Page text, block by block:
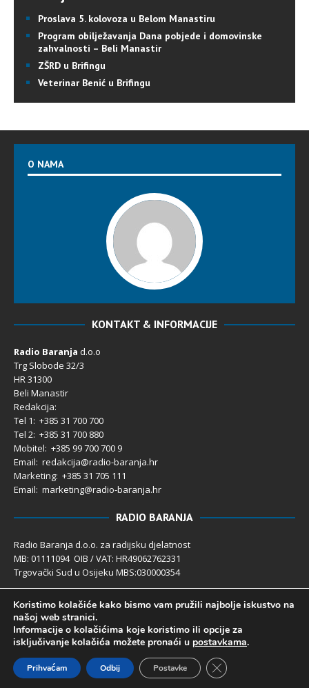
Proslava 5. kolovoza u Belom Manastiru
Program obilježavanja Dana pobjede i domovinske
zahvalnosti – Beli Manastir
ZŠRD u Brifingu
Veterinar Benić u Brifingu
O NAMA
KONTAKT & INFORMACIJE
Radio Baranja d.o.o
Trg Slobode 32/3
HR 31300
Beli Manastir
Redakcija:
Tel 1: +385 31 700 700
Tel 2: +385 31 700 880
Mobitel: +385 99 700 700 9
Email: redakcija@radio-baranja.hr
Marketing: +385 31 705 111
Email: marketing@radio-baranja.hr
RADIO BARANJA
Radio Baranja d.o.o. za radijsku djelatnost
MB: 01111094 OIB / VAT: HR49062762331
Trgovački Sud u Osijeku MBS:030000354
Temeljni kapital 2.600,00 € uplaćen u cijelosti
Poslovni račun PBZ: 2340009-1100121402
IBAN: HR4123400091100121402
Uprava društva: Ivanka Rusan
Radio Baranja 1992- 2025 ©
Koristimo kolačiće kako bismo vam pružili najbolje iskustvo na
našoj web stranici.
Informacije o kolačićima koje koristimo ili opcije za
isključivanje kolačića možete pronaći u postavkama.
Prihvaćam Odbij Postavke Close GDPR Cookie